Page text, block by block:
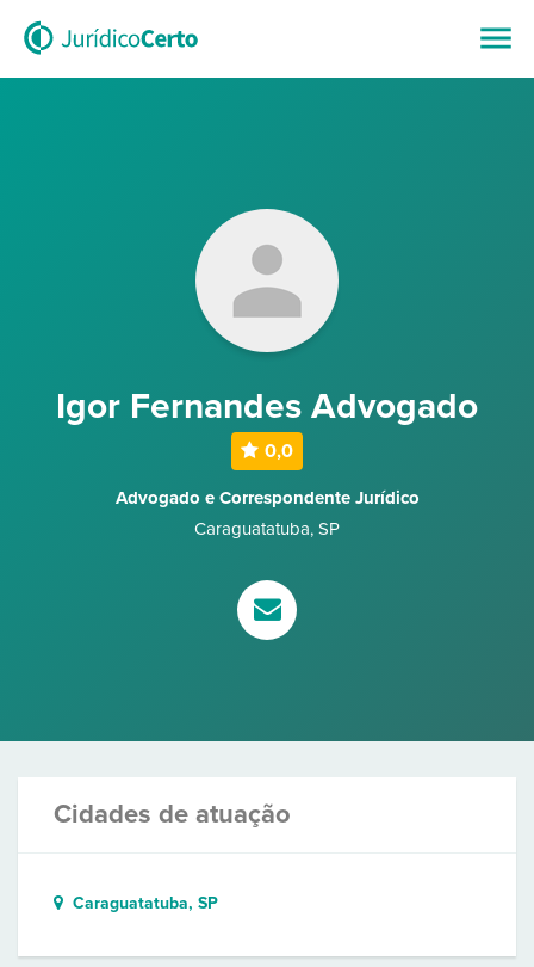
Igor Fernandes Advogado
0,0
Advogado e Correspondente Jurídico
Caraguatatuba, SP
Cidades de atuação
Caraguatatuba, SP